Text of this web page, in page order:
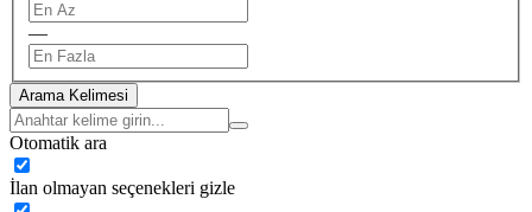
—
Arama Kelimesi
Otomatik ara
İlan olmayan seçenekleri gizle